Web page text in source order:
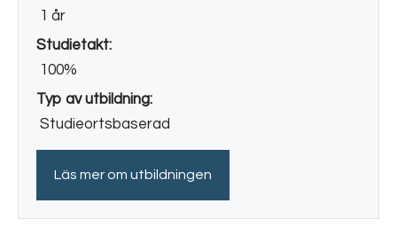
1 år
Studietakt:
100%
Typ av utbildning:
Studieortsbaserad
Läs mer om utbildningen